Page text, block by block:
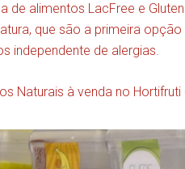
de alimentos LacFree e
que são a primeira
independente de alergias.
Naturais à venda no